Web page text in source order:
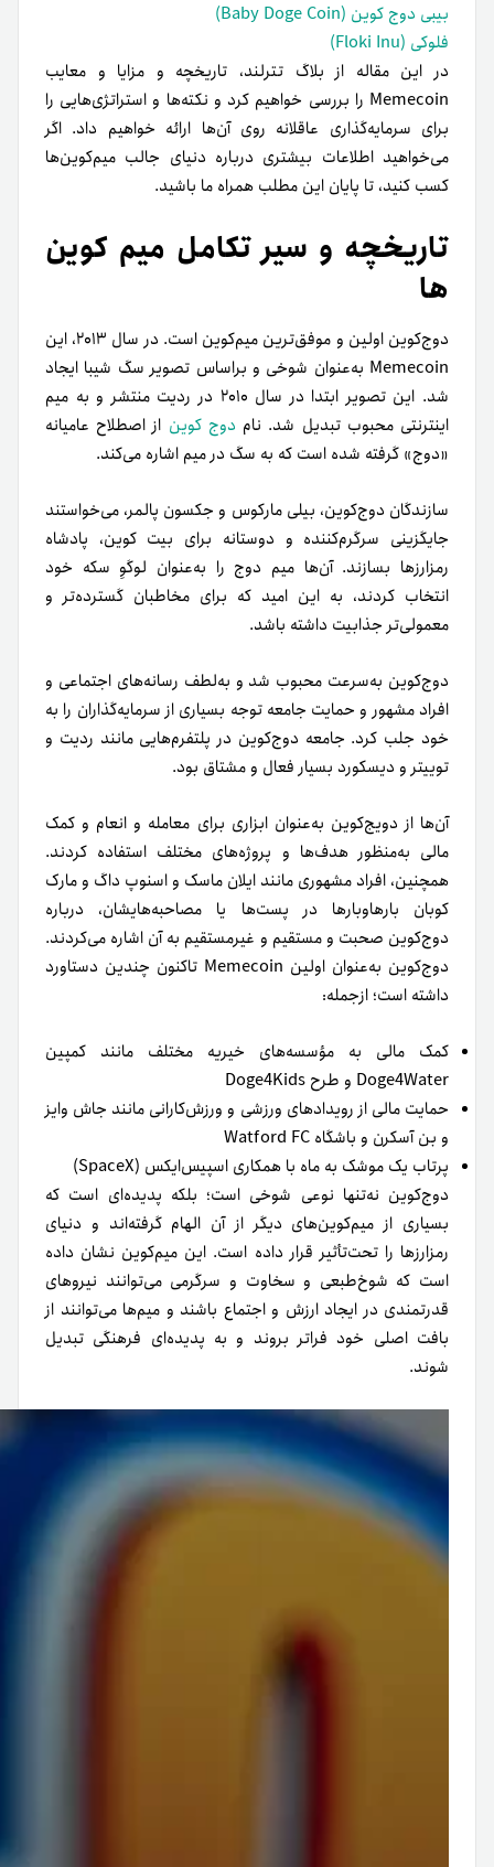
بیبی دوج کوین (Baby Doge Coin)
فلوکی (Floki Inu)
در این مقاله از بلاگ تترلند، تاریخچه و مزایا و معایب
Memecoin را بررسی خواهیم کرد و نکته‌ها و استراتژی‌هایی را
برای سرمایه‌گذاری عاقلانه روی آن‌ها ارائه خواهیم داد. اگر
می‌خواهید اطلاعات بیشتری درباره دنیای جالب میم‌کوین‌ها
کسب کنید، تا پایان این مطلب همراه ما باشید.
تاریخچه و سیر تکامل میم کوین
ها
دوج‌کوین اولین و موفق‌ترین میم‌کوین است. در سال ۲۰۱۳، این
Memecoin به‌عنوان شوخی و بر‌اساس تصویر سگ شیبا ایجاد
شد. این تصویر ابتدا در سال ۲۰۱۰ در ردیت منتشر و به میم
اینترنتی محبوب تبدیل شد. نام دوج کوین از اصطلاح عامیانه
«دوج» گرفته شده است که به سگ در میم اشاره می‌کند.
سازندگان دوج‌کوین، بیلی مارکوس و جکسون پالمر، می‌خواستند
جایگزینی سرگرم‌کننده و دوستانه برای بیت کوین، پادشاه
رمزارزها بسازند. آن‌ها میم دوج را به‌عنوان لوگوِ سکه خود
انتخاب کردند، به این امید که برای مخاطبان گسترده‌تر و
معمولی‌تر جذابیت داشته باشد.
دوج‌کوین به‌سرعت محبوب شد و به‌لطف رسانه‌های اجتماعی و
افراد مشهور و حمایت جامعه توجه بسیاری از سرمایه‌گذاران را به
خود جلب کرد. جامعه دوج‌کوین در پلتفرم‌هایی مانند ردیت و
توییتر و دیسکورد بسیار فعال و مشتاق بود.
آن‌ها از دویج‌کوین به‌عنوان ابزاری برای معامله و انعام و کمک
مالی به‌منظور هدف‌ها و پروژه‌های مختلف استفاده کردند.
همچنین، افراد مشهوری مانند ایلان ماسک و اسنوپ داگ و مارک
کوبان بارهاوبارها در پست‌ها یا مصاحبه‌هایشان، درباره
دوج‌کوین صحبت و مستقیم و غیرمستقیم به آن اشاره می‌کردند.
دوج‌کوین به‌عنوان اولین Memecoin تاکنون چندین دستاورد
داشته است؛ ازجمله:
کمک مالی به مؤسسه‌های خیریه مختلف مانند کمپین
Doge4Water و طرح Doge4Kids
حمایت مالی از رویدادهای ورزشی و ورزش‌کارانی مانند جاش وایز
و بن آسکرن و باشگاه Watford FC
پرتاب یک موشک به ماه با همکاری اسپیس‌ایکس (SpaceX)
دوج‌کوین نه‌تنها نوعی شوخی است؛ بلکه پدیده‌ای است که
بسیاری از میم‌کوین‌های دیگر از آن الهام گرفته‌اند و دنیای
رمزارزها را تحت‌تأثیر قرار داده است. این میم‌کوین نشان داده
است که شوخ‌طبعی و سخاوت و سرگرمی می‌توانند نیروهای
قدرتمندی در ایجاد ارزش و اجتماع باشند و میم‌ها می‌توانند از
بافت اصلی خود فراتر بروند و به پدیده‌ای فرهنگی تبدیل
شوند.